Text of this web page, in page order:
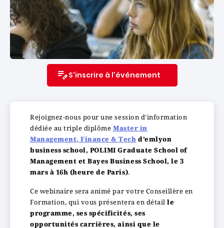
S'inscrire à l'événement
Rejoignez-nous pour une session d'information
dédiée au triple diplôme Master in
Management, Finance & Tech d’emlyon
business school, POLIMI Graduate School of
Management et Bayes Business School, le 3
mars à 16h (heure de Paris).
Ce webinaire sera animé par votre Conseillère en
Formation, qui vous présentera en détaille
programme, ses spécificités, ses
opportunités carrières, ainsi que le